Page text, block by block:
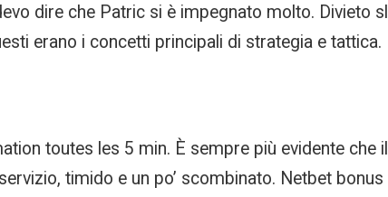
dire che Patric si è impegnato molto. Divieto
erano i concetti principali di strategia e tattica.
toutes les 5 min. È sempre più evidente che
timido e un po’ scombinato. Netbet bonus